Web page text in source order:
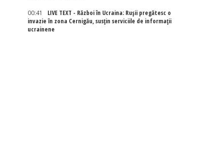
00:41
LIVE TEXT - Război în Ucraina: Rușii pregătesc o
invazie în zona Cernigău, susțin serviciile de informații
ucrainene